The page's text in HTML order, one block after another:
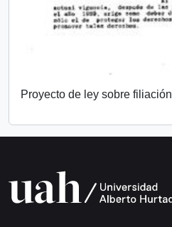
Proyecto de ley sobre filiación